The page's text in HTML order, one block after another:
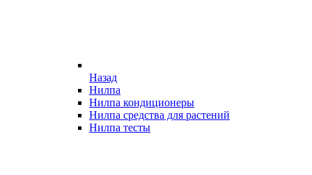
Назад
Нилпа
Нилпа кондиционеры
Нилпа средства для растений
Нилпа тесты